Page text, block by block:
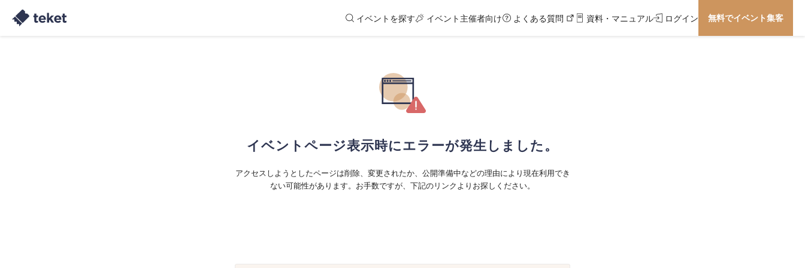
イベントを探す イベント主催者向け よくある質問 資料・マニュアル ログイン 無料でイベント集客
イベントページ表示時にエラーが発生しました。
アクセスしようとしたページは削除、変更されたか、公開準備中などの理由により現在利用でき
ない可能性があります。お手数ですが、下記のリンクよりお探しください。